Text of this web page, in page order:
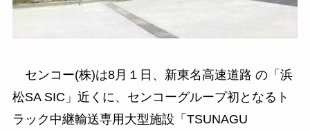
センコー(株)は8月１日、新東名高速道路 の「浜
松SA SIC」近くに、センコーグループ初となるト
ラック中継輸送専用大型施設「TSUNAGU